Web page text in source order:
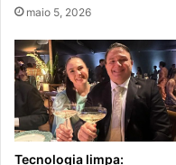
maio 5, 2026
Tecnologia limpa: